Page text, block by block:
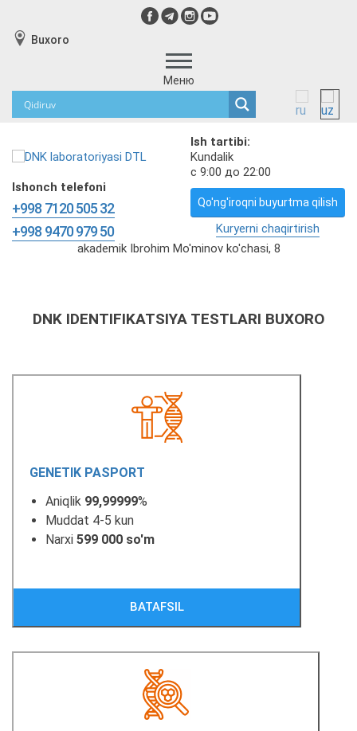
Buxoro
Меню
Ish tartibi:
Kundalik
с 9:00 до 22:00
Ishonch telefoni
+998 7120 505 32
+998 9470 979 50
Qo'ng'iroqni buyurtma qilish
Kuryerni chaqirtirish
akademik Ibrohim Mo'minov ko'chasi, 8
DNK IDENTIFIKATSIYA TESTLARI BUXORO
GENETIK PASPORT
Aniqlik 99,99999%
Muddat 4-5 kun
Narxi 599 000 so'm
BATAFSIL